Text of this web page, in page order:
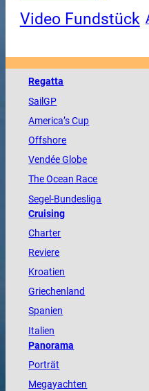
Video Fundstück
Regatta
SailGP
America’s Cup
Offshore
VendéeGlobe
TheOcean Race
Segel-Bundesliga
Cruising
Charter
Reviere
Kroatien
Griechenland
Spanien
Italien
Panorama
Porträt
Megayachten